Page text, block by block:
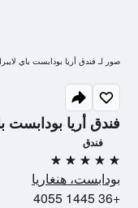
فندق أريا بودابست
فندق
5 نجوم
بودابست، هنغاريا
+36 1445 4055
صور لـ فندق أريا بودابست باي